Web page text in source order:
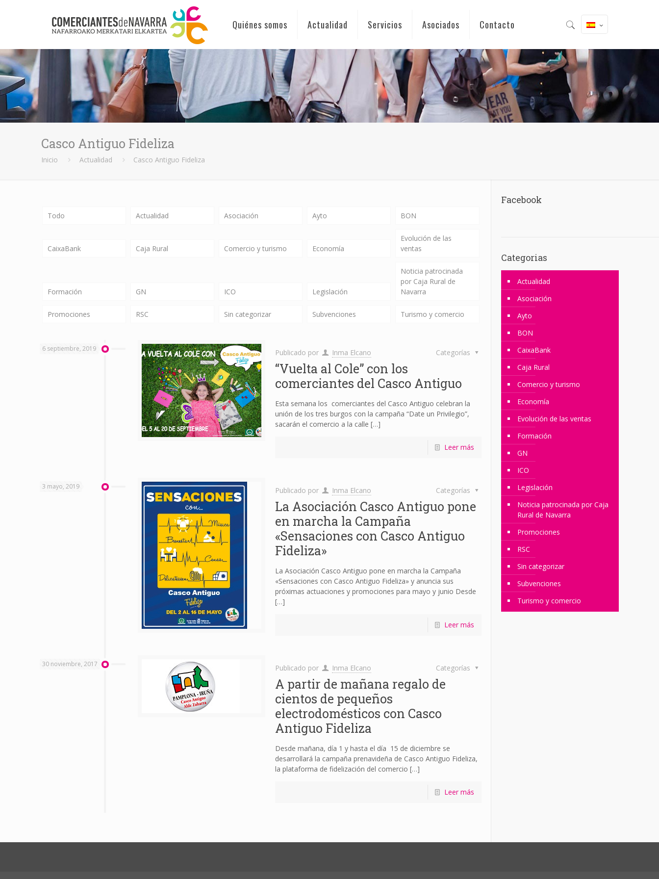
Quiénes somos Actualidad Servicios Asociados Contacto
Casco Antiguo Fideliza
Inicio Actualidad Casco Antiguo Fideliza
Todo Actualidad Asociación Ayto BON
CaixaBank Caja Rural Comercio y turismo Economía
Evolución de las
ventas
Formación GN ICO Legislación
Noticia patrocinada
por Caja Rural de
Navarra
Promociones RSC Sin categorizar Subvenciones Turismo y comercio
6 septiembre, 2019 Publicado por Inma Elcano Categorías
“Vuelta al Cole” con los
comerciantes del Casco Antiguo
Esta semana los comerciantes del Casco Antiguo celebran la
unión de los tres burgos con la campaña “Date un Privilegio”,
sacarán el comercio a la calle […]
Leer más
3 mayo, 2019 Publicado por Inma Elcano Categorías
La Asociación Casco Antiguo pone
en marcha la Campaña
«Sensaciones con Casco Antiguo
Fideliza»
La Asociación Casco Antiguo pone en marcha la Campaña
«Sensaciones con Casco Antiguo Fideliza» y anuncia sus
próximas actuaciones y promociones para mayo y junio Desde
[…]
Leer más
30 noviembre, 2017 Publicado por Inma Elcano Categorías
A partir de mañana regalo de
cientos de pequeños
electrodomésticos con Casco
Antiguo Fideliza
Desde mañana, día 1 y hasta el día 15 de diciembre se
desarrollará la campaña prenavideña de Casco Antiguo Fideliza,
la plataforma de fidelización del comercio […]
Leer más
Facebook
Categorias
Actualidad
Asociación
Ayto
BON
CaixaBank
Caja Rural
Comercio y turismo
Economía
Evolución de las ventas
Formación
GN
ICO
Legislación
Noticia patrocinada por Caja
Rural de Navarra
Promociones
RSC
Sin categorizar
Subvenciones
Turismo y comercio